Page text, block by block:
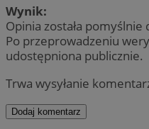
Wynik:
Opinia została pomyślnie
Po przeprowadzeniu
udostępniona publicznie.
Trwa wysyłanie
Dodaj komentarz